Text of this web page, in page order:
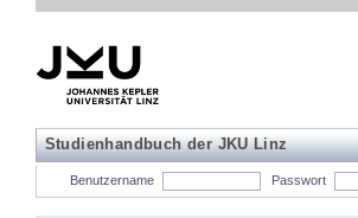
Studienhandbuch der JKU Linz
Benutzername Passwort